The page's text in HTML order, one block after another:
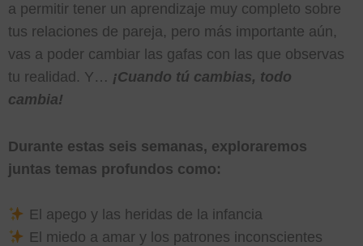
a permitir tener un aprendizaje muy completo sobre
tus relaciones de pareja, pero más importante aún,
vas a poder cambiar las gafas con las que observas
tu realidad. Y… ¡Cuando tú cambias, todo
cambia!
Durante estas seis semanas, exploraremos
juntas temas profundos como:
El apego y las heridas de la infancia
El miedo a amar y los patrones inconscientes